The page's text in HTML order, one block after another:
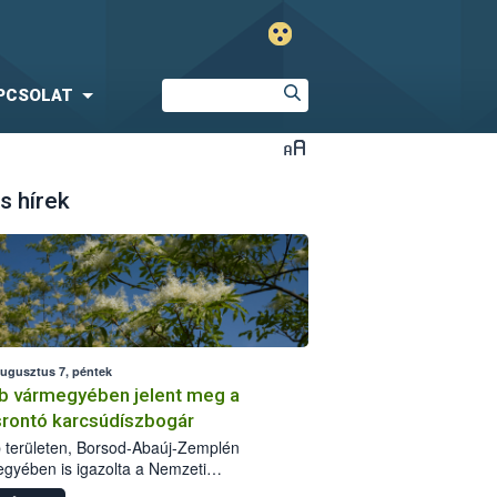
hírek
7, péntek
vármegyében jelent meg a
karcsúdíszbogár
területen, Borsod-Abaúj-Zemplén
is igazolta a Nemzeti
biztonsági Hivatal (Nébih) a